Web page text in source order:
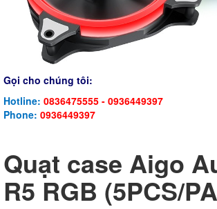
Gọi cho chúng tôi:
Hotline: 0836475555 - 0936449397
Phone: 0936449397
Quạt case Aigo
R5 RGB (5PCS/